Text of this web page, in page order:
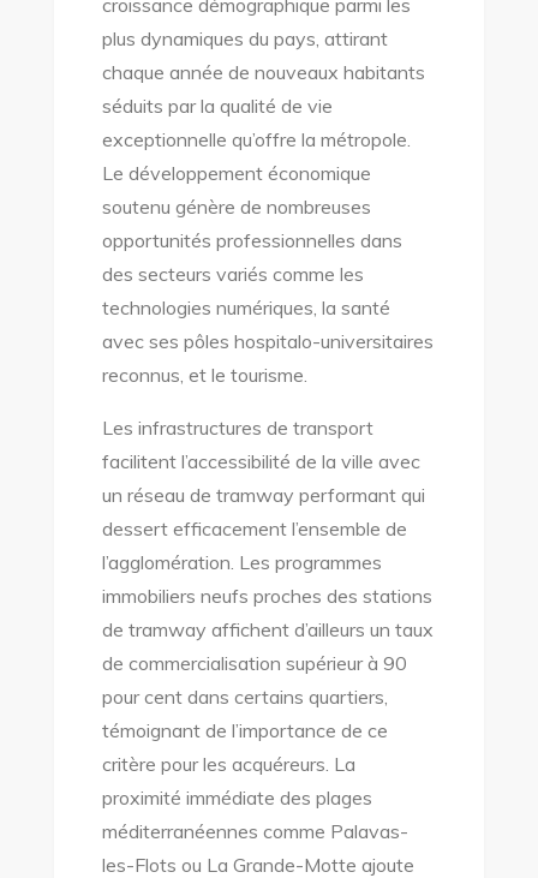
croissance démographique parmi les
plus dynamiques du pays, attirant
chaque année de nouveaux habitants
séduits par la qualité de vie
exceptionnelle qu’offre la métropole.
Le développement économique
soutenu génère de nombreuses
opportunités professionnelles dans
des secteurs variés comme les
technologies numériques, la santé
avec ses pôles hospitalo-universitaires
reconnus, et le tourisme.
Les infrastructures de transport
facilitent l’accessibilité de la ville avec
un réseau de tramway performant qui
dessert efficacement l’ensemble de
l’agglomération. Les programmes
immobiliers neufs proches des stations
de tramway affichent d’ailleurs un taux
de commercialisation supérieur à 90
pour cent dans certains quartiers,
témoignant de l’importance de ce
critère pour les acquéreurs. La
proximité immédiate des plages
méditerranéennes comme Palavas-
les-Flots ou La Grande-Motte ajoute